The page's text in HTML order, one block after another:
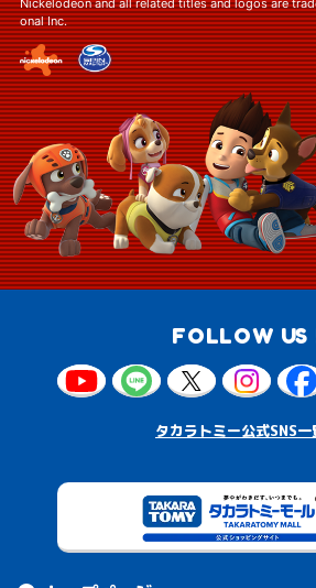
onal Inc.
FOLLOW US
タカラトミー公式SNS一